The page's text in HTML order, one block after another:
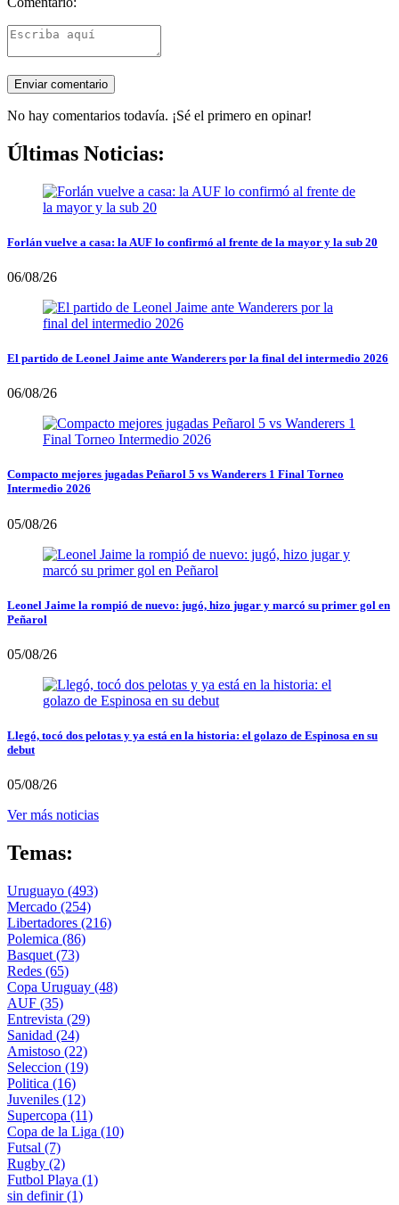
No hay comentarios todavía. ¡Sé el primero en opinar!
Últimas Noticias:
Forlán vuelve a casa: la AUF lo confirmó al frente de la mayor y la sub 20
06/08/26
El partido de Leonel Jaime ante Wanderers por la final del intermedio 2026
06/08/26
Compacto mejores jugadas Peñarol 5 vs Wanderers 1 Final Torneo
Intermedio 2026
05/08/26
Leonel Jaime la rompió de nuevo: jugó, hizo jugar y marcó su primer gol en
Peñarol
05/08/26
Llegó, tocó dos pelotas y ya está en la historia: el golazo de Espinosa en su
debut
05/08/26
Ver más noticias
Temas:
Uruguayo (493)
Mercado (254)
Libertadores (216)
Polemica (86)
Basquet (73)
Redes (65)
Copa Uruguay (48)
AUF (35)
Entrevista (29)
Sanidad (24)
Amistoso (22)
Seleccion (19)
Politica (16)
Juveniles (12)
Supercopa (11)
Copa de la Liga (10)
Futsal (7)
Rugby (2)
Futbol Playa (1)
sin definir(1)